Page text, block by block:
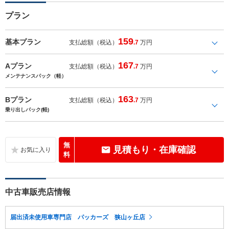
プラン
基本プラン 支払総額（税込） 159.7 万円
Aプラン 支払総額（税込） 167.7 万円
メンテナンスパック（軽）
Bプラン 支払総額（税込） 163.7 万円
乗り出しパック(軽)
無
料
見積もり・在庫確認
中古車販売店情報
届出済未使用車専門店 パッカーズ 狭山ヶ丘店